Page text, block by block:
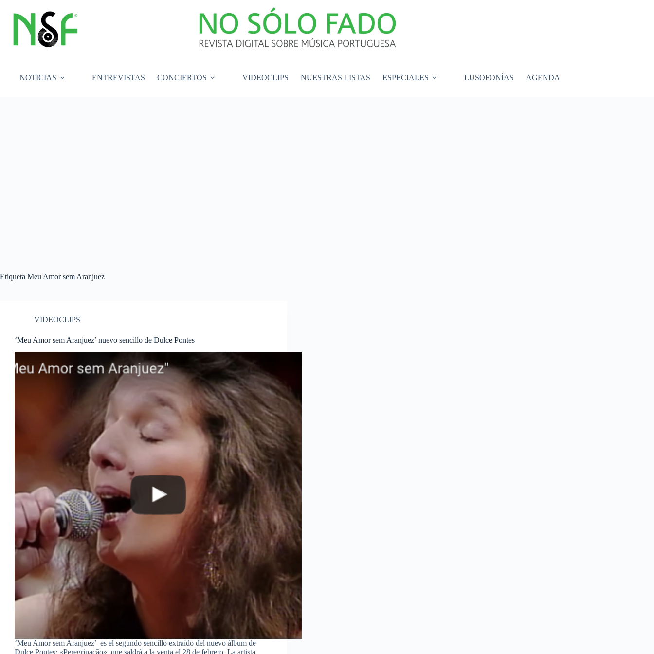
contenido
NOTICIAS ENTREVISTAS CONCIERTOS VIDEOCLIPS NUESTRAS LISTAS ESPECIALES LUSOFONÍAS AGENDA
Etiqueta Meu Amor sem Aranjuez
VIDEOCLIPS
‘Meu Amor sem Aranjuez’ nuevo sencillo de Dulce Pontes
‘Meu Amor sem Aranjuez’ es el segundo sencillo extraído del nuevo álbum de
Dulce Pontes: «Peregrinação», que saldrá a la venta el 28 de febrero. La artista